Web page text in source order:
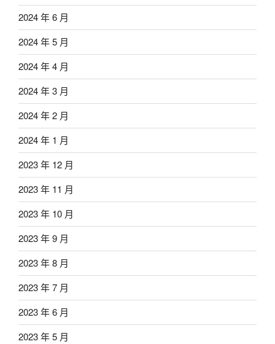
2024 年 6 月
2024 年 5 月
2024 年 4 月
2024 年 3 月
2024 年 2 月
2024 年 1 月
2023 年 12 月
2023 年 11 月
2023 年 10 月
2023 年 9 月
2023 年 8 月
2023 年 7 月
2023 年 6 月
2023 年 5 月